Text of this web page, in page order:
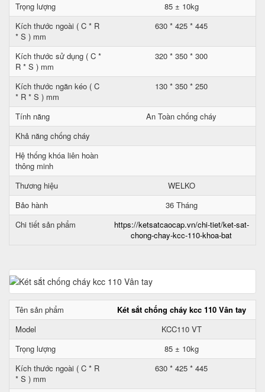
Trọng lượng
85 ± 10kg
Kích thước ngoài ( C * R
* S ) mm
630 * 425 * 445
Kích thước sử dụng ( C *
R * S ) mm
320 * 350 * 300
Kích thước ngăn kéo ( C
* R * S ) mm
130 * 350 * 250
Tính năng
An Toàn chống cháy
Khả năng chống cháy
Hệ thống khóa liên hoàn
thông minh
Thương hiệu
WELKO
Bảo hành
36 Tháng
Chi tiết sản phẩm
https://ketsatcaocap.vn/chi-tiet/ket-sat-
chong-chay-kcc-110-khoa-bat
Tên sản phẩm
Két sắt chống cháy kcc 110 Vân tay
Model
KCC110 VT
Trọng lượng
85 ± 10kg
Kích thước ngoài ( C * R
* S ) mm
630 * 425 * 445